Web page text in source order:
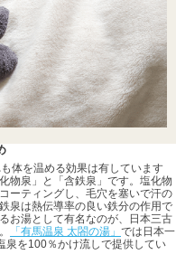
体を温める効果は有しています
物泉」と「含鉄泉」です。塩化物
ーティングし、毛穴を塞いで汗の
泉は熱伝導率の良い鉄分の作用で
お湯として有名なのが、日本三古
「有馬温泉 太閤の湯」 では日本一
泉を100％かけ流しで提供してい